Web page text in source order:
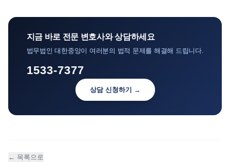
지금 바로 전문 변호사와 상담하세요
법무법인 대한중앙이 여러분의 법적 문제를 해결해 드립니다.
1533-7377
상담 신청하기 →
← 목록으로